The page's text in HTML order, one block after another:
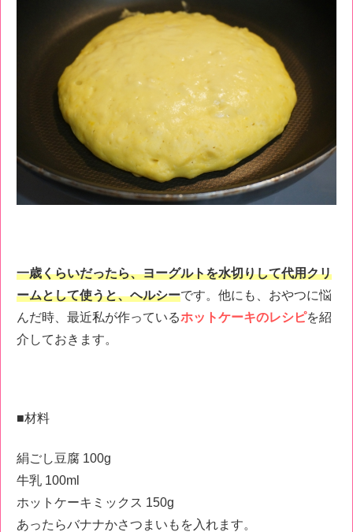
一歳くらいだったら、ヨーグルトを水切りして代用クリ
ームとして使うと、ヘルシーです。 他にも、おやつに悩
んだ時、最近私が作っているホットケーキのレシピを紹
介しておきます。
■材料
絹ごし豆腐 100g
牛乳 100ml
ホットケーキミックス 150g
あったらバナナかさつまいもを入れます。